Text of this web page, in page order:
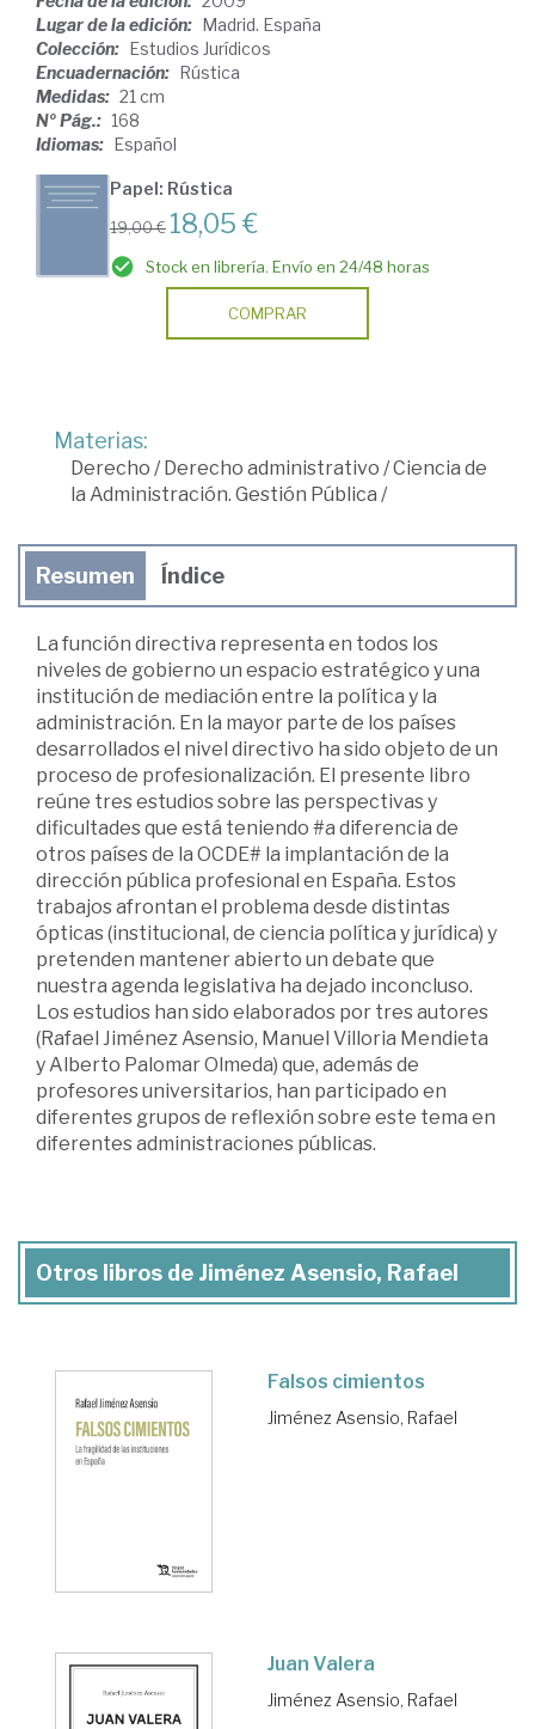
Lugar de la edición: Madrid. España
Colección: Estudios Jurídicos
Encuadernación: Rústica
Medidas: 21 cm
Nº Pág.: 168
Idiomas: Español
Papel: Rústica
19,00 € 18,05 €
Stock en librería. Envío en 24/48 horas
COMPRAR
Materias:
Derecho /Derecho administrativo /Ciencia de
la Administración. Gestión Pública /
Resumen Índice
La función directiva representa en todos los
niveles de gobierno un espacio estratégico y una
institución de mediación entre la política y la
administración. En la mayor parte de los países
desarrollados el nivel directivo ha sido objeto de un
proceso de profesionalización. El presente libro
reúne tres estudios sobre las perspectivas y
dificultades que está teniendo #a diferencia de
otros países de la OCDE# la implantación de la
dirección pública profesional en España. Estos
trabajos afrontan el problema desde distintas
ópticas (institucional, de ciencia política y jurídica) y
pretenden mantener abierto un debate que
nuestra agenda legislativa ha dejado inconcluso.
Los estudios han sido elaborados por tres autores
(Rafael Jiménez Asensio, Manuel Villoria Mendieta
y Alberto Palomar Olmeda) que, además de
profesores universitarios, han participado en
diferentes grupos de reflexión sobre este tema en
diferentes administraciones públicas.
Otros libros de Jiménez Asensio, Rafael
Falsos cimientos
Jiménez Asensio, Rafael
Juan Valera
Jiménez Asensio, Rafael